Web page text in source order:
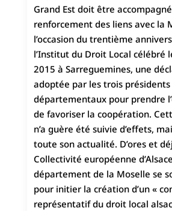
Grand Est doit être
renforcement des liens avec la
l’occasion du trentième
l’Institut du Droit Local célébré
2015 à Sarreguemines, une
adoptée par les trois présidents
départementaux pour prendre
de favoriser la coopération.
n’a guère été suivie d’effets,
toute son actualité. D’ores et
Collectivité européenne
département de la Moselle se
pour initier la création d’un «
représentatif du droit local